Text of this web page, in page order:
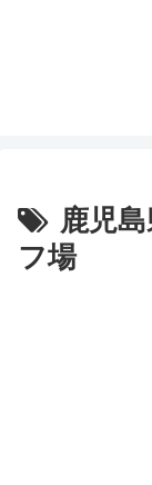
鹿児
フ場